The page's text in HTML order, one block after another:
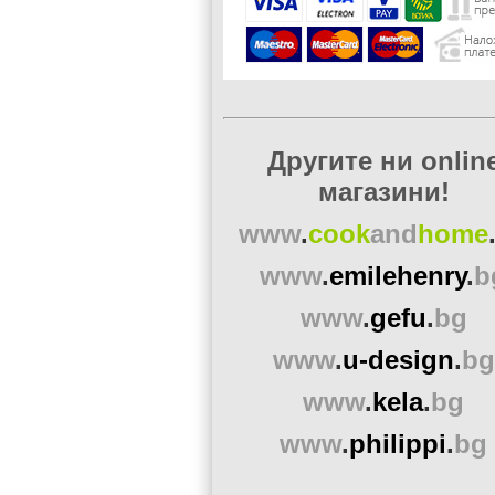
Другите ни
магазини!
www.cookandhome.
www.emilehenry.
www.gefu.bg
www.u-design.bg
www.kela.bg
www.philippi.bg